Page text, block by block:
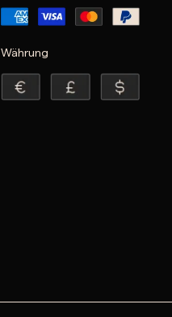
Währung